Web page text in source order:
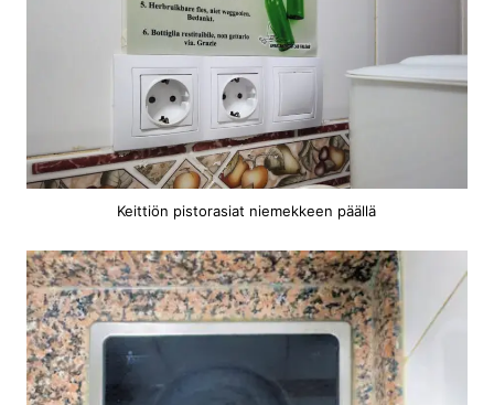
Keittiön pistorasiat niemekkeen päällä